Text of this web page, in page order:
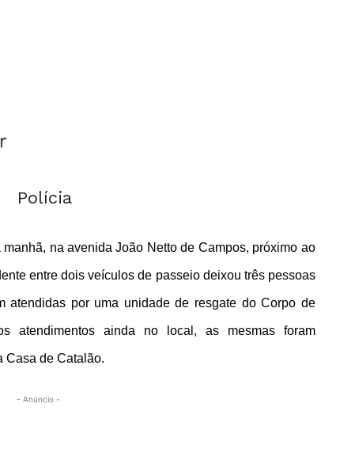
na avenida João Netto de Campos, próximo ao
entre dois veículos de passeio deixou três pessoas
atendidas por uma unidade de resgate do Corpo de
atendimentos ainda no local, as mesmas foram
Casa de Catalão.
- Anúncio -